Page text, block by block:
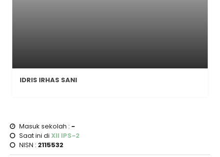
IDRIS IRHAS SANI
Masuk sekolah : -
Saat ini di XII IPS-2
NISN : 2115532